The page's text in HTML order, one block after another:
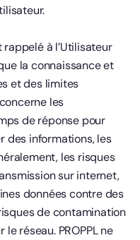
à l’Utilisateur
la connaissance et
et des limites
les
de réponse pour
des informations, les
les risques
sur internet,
données contre des
de contamination
réseau. PROPPL ne